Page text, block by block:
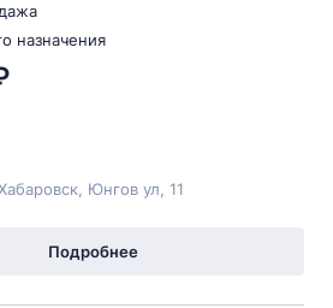
назначения
Юнгов ул, 11
Подробнее